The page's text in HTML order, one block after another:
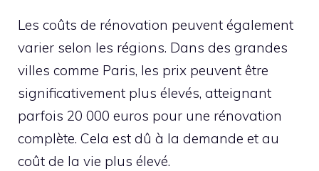
Les coûts de rénovation peuvent également
varier selon les régions. Dans des grandes
villes comme Paris, les prix peuvent être
significativement plus élevés, atteignant
parfois 20 000 euros pour une rénovation
complète. Cela est dû à la demande et au
coût de la vie plus élevé.